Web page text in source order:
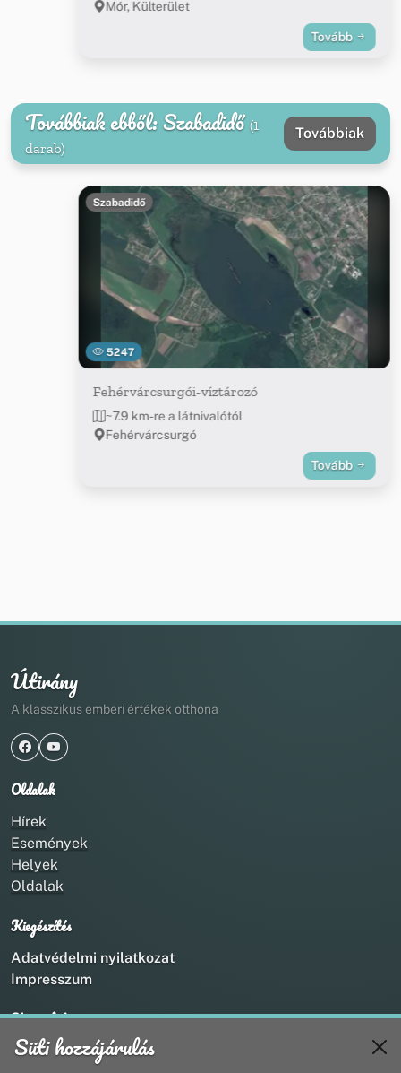
Mór, Külterület
Tovább
Továbbiak ebből: Szabadidő (1
darab)
Továbbiak
5247
Szabadidő
Fehérvárcsurgói-víztározó
~7.9 km-re a látnivalótól
Fehérvárcsurgó
Tovább
Útirány
A klasszikus emberi értékek otthona
Oldalak
Hírek
Események
Helyek
Oldalak
Kiegészítés
Adatvédelmi nyilatkozat
Impresszum
Kapcsolat
+36 20 211 1888
Süti hozzájárulás